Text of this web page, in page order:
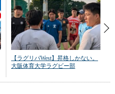
【ラグリパWest】昇格しかない。
大阪体育大学ラグビー部